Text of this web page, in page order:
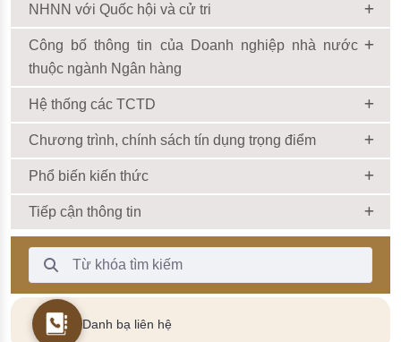
NHNN với Quốc hội và cử tri
Công bố thông tin của Doanh nghiệp nhà nước
thuộc ngành Ngân hàng
Hệ thống các TCTD
Chương trình, chính sách tín dụng trọng điểm
Phổ biến kiến thức
Tiếp cận thông tin
Thanh Tìm kiếm
Danh bạ liên hệ